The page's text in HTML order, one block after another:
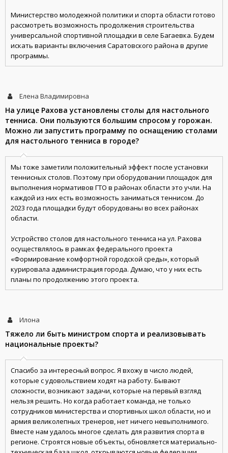
Министерство молодежной политики и спорта области готово
рассмотреть возможность продолжения строительства
универсальной спортивной площадки в селе Багаевка. Будем
искать варианты включения Саратовского района в другие
программы.
Елена Владимировна
На улице Рахова установлены столы для настольного
тенниса. Они пользуются большим спросом у горожан.
Можно ли запустить программу по оснащению столами
для настольного тенниса в городе?
Мы тоже заметили положительный эффект после установки
теннисных столов. Поэтому при оборудовании площадок для
выполнения нормативов ГТО в районах области это учли. На
каждой из них есть возможность заниматься теннисом. До
2023 года площадки будут оборудованы во всех районах
области.
Устройство столов для настольного тенниса на ул. Рахова
осуществлялось в рамках федерального проекта
«Формирование комфортной городской среды», который
курировала администрация города. Думаю, что у них есть
планы по продолжению этого проекта.
Илона
Тяжело ли быть министром спорта и реализовывать
национальные проекты?
Спасибо за интересный вопрос. Я вхожу в число людей,
которые с удовольствием ходят на работу. Бывают
сложности, возникают задачи, которые на первый взгляд
нельзя решить. Но когда работает команда, не только
сотрудников министерства и спортивных школ области, но и
армия великолепных тренеров, нет ничего невыполнимого.
Вместе нам удалось многое сделать для развития спорта в
регионе. Строятся новые объекты, обновляется материально-